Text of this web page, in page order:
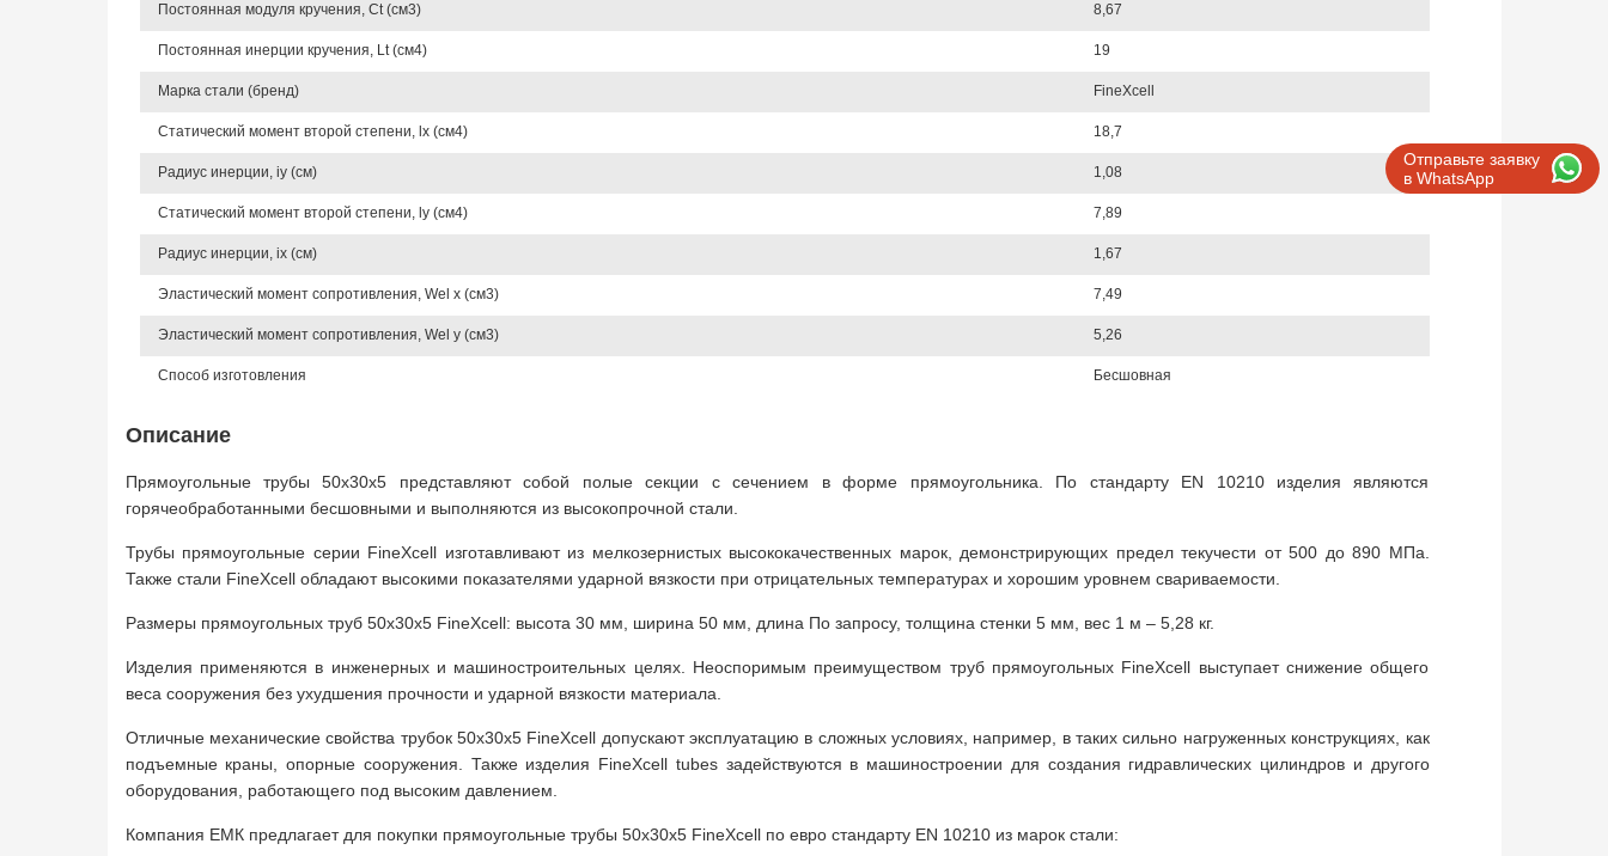
Отправьте заявку
в WhatsApp
Постоянная модуля кручения, Ct (см3) 8,67
Постоянная инерции кручения, Lt (см4) 19
Марка стали (бренд) FineXcell
Статический момент второй степени, lx (см4) 18,7
Радиус инерции, iy (см) 1,08
Статический момент второй степени, ly (см4) 7,89
Радиус инерции, ix (см) 1,67
Эластический момент сопротивления, Wel x (см3) 7,49
Эластический момент сопротивления, Wel y (см3) 5,26
Способ изготовления Бесшовная
Описание
Прямоугольные трубы 50х30х5 представляют собой полые секции с сечением в форме прямоугольника. По стандарту EN 10210 изделия являются
горячеобработанными бесшовными и выполняются из высокопрочной стали.
Трубы прямоугольные серии FineXcell изготавливают из мелкозернистых высококачественных марок, демонстрирующих предел текучести от 500 до 890 МПа.
Также стали FineXcell обладают высокими показателями ударной вязкости при отрицательных температурах и хорошим уровнем свариваемости.
Размеры прямоугольных труб 50х30х5 FineXcell: высота 30 мм, ширина 50 мм, длина По запросу, толщина стенки 5 мм, вес 1 м – 5,28 кг.
Изделия применяются в инженерных и машиностроительных целях. Неоспоримым преимуществом труб прямоугольных FineXcell выступает снижение общего
веса сооружения без ухудшения прочности и ударной вязкости материала.
Отличные механические свойства трубок 50х30х5 FineXcell допускают эксплуатацию в сложных условиях, например, в таких сильно нагруженных конструкциях, как
подъемные краны, опорные сооружения. Также изделия FineXcell tubes задействуются в машиностроении для создания гидравлических цилиндров и другого
оборудования, работающего под высоким давлением.
Компания ЕМК предлагает для покупки прямоугольные трубы 50х30х5 FineXcell по евро стандарту EN 10210 из марок стали: